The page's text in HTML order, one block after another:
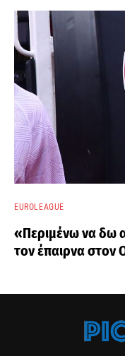
EUROLEAGUE
«Περιμένω να δω
τον έπαιρνα στον